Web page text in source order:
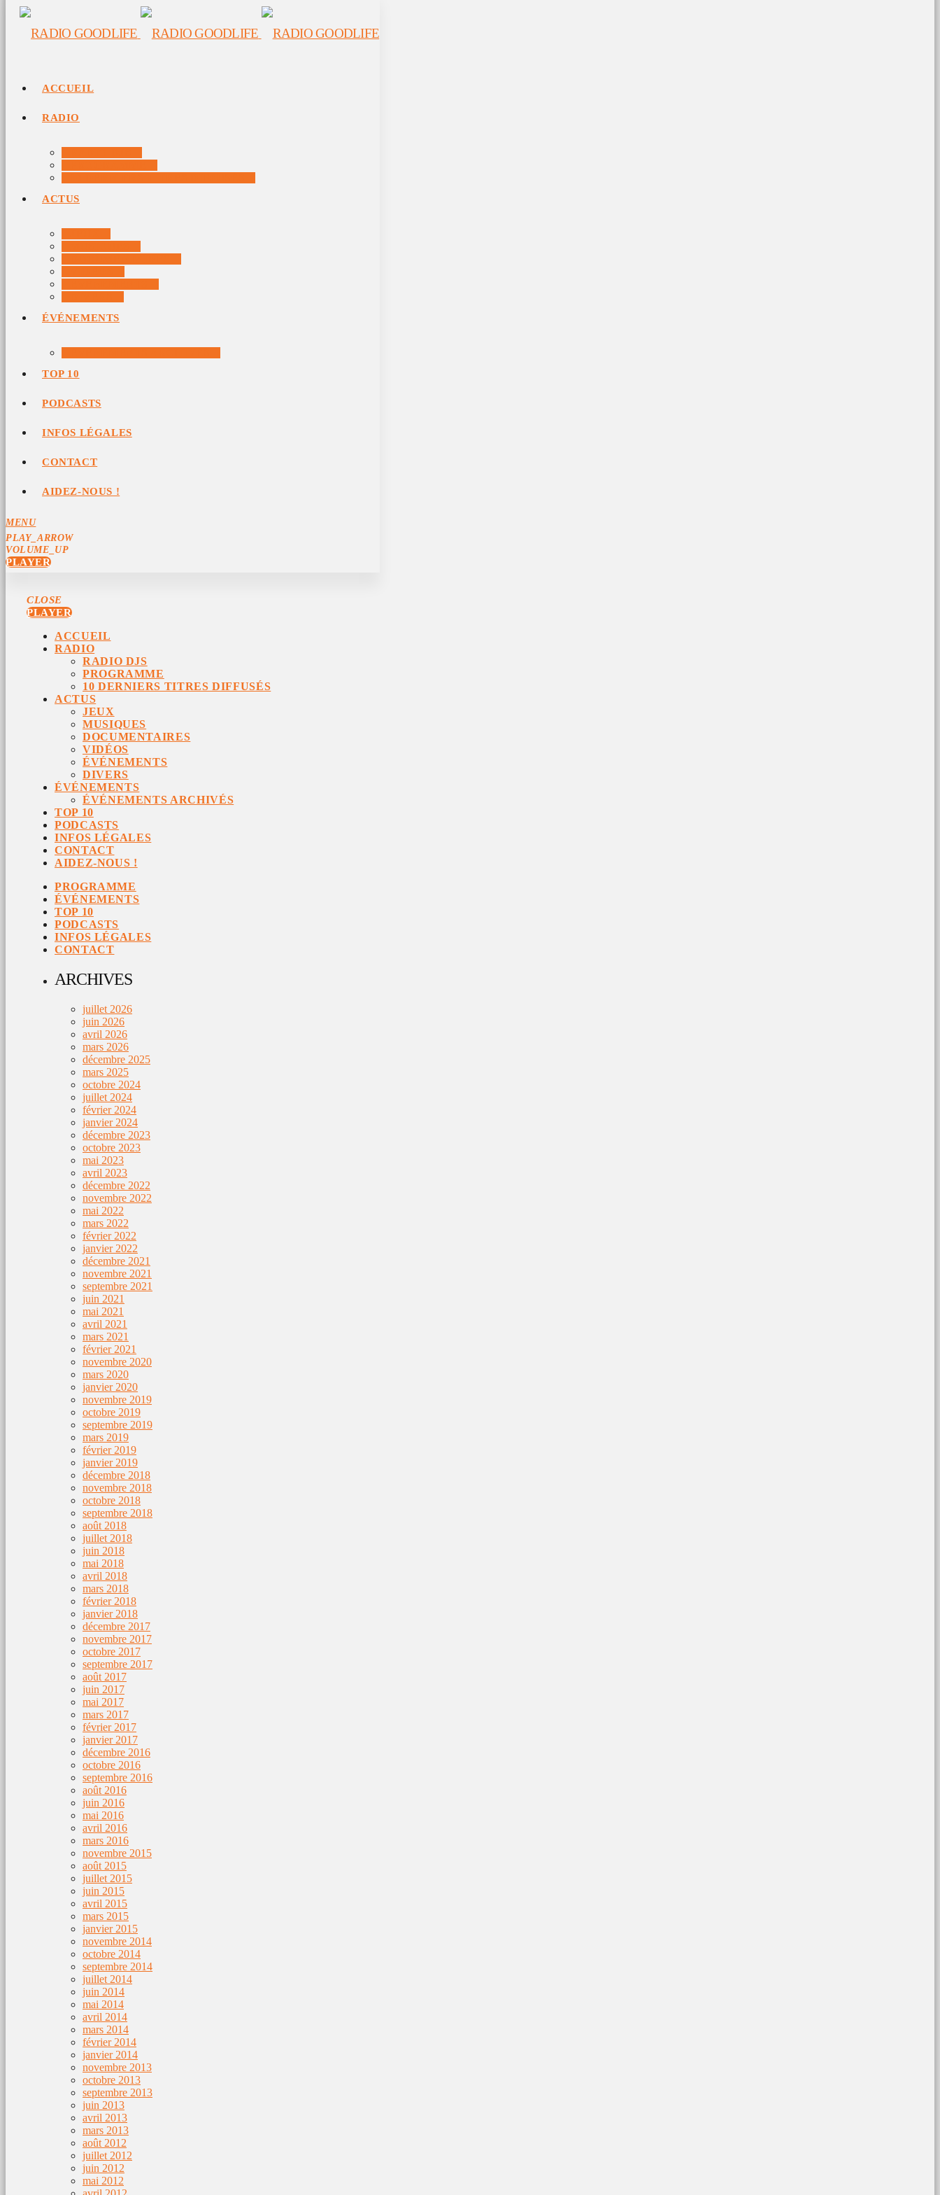
ACCUEIL
RADIO
ACTUS
ÉVÉNEMENTS
TOP 10
PODCASTS
INFOS LÉGALES
CONTACT
AIDEZ-NOUS !
MENU
PLAY_ARROW
VOLUME_UP
PLAYER
CLOSE
PLAYER
ACCUEIL
RADIO
RADIO DJS
PROGRAMME
10 DERNIERS TITRES DIFFUSÉS
ACTUS
JEUX
MUSIQUES
DOCUMENTAIRES
VIDÉOS
ÉVÉNEMENTS
DIVERS
ÉVÉNEMENTS
ÉVÉNEMENTS ARCHIVÉS
TOP 10
PODCASTS
INFOS LÉGALES
CONTACT
AIDEZ-NOUS !
PROGRAMME
ÉVÉNEMENTS
TOP 10
PODCASTS
INFOS LÉGALES
CONTACT
ARCHIVES
juillet 2026
juin 2026
avril 2026
mars 2026
décembre 2025
mars 2025
octobre 2024
juillet 2024
février 2024
janvier 2024
décembre 2023
octobre 2023
mai 2023
avril 2023
décembre 2022
novembre 2022
mai 2022
mars 2022
février 2022
janvier 2022
décembre 2021
novembre 2021
septembre 2021
juin 2021
mai 2021
avril 2021
mars 2021
février 2021
novembre 2020
mars 2020
janvier 2020
novembre 2019
octobre 2019
septembre 2019
mars 2019
février 2019
janvier 2019
décembre 2018
novembre 2018
octobre 2018
septembre 2018
août 2018
juillet 2018
juin 2018
mai 2018
avril 2018
mars 2018
février 2018
janvier 2018
décembre 2017
novembre 2017
octobre 2017
septembre 2017
août 2017
juin 2017
mai 2017
mars 2017
février 2017
janvier 2017
décembre 2016
octobre 2016
septembre 2016
août 2016
juin 2016
mai 2016
avril 2016
mars 2016
novembre 2015
août 2015
juillet 2015
juin 2015
avril 2015
mars 2015
janvier 2015
novembre 2014
octobre 2014
septembre 2014
juillet 2014
juin 2014
mai 2014
avril 2014
mars 2014
février 2014
janvier 2014
novembre 2013
octobre 2013
septembre 2013
juin 2013
avril 2013
mars 2013
août 2012
juillet 2012
juin 2012
mai 2012